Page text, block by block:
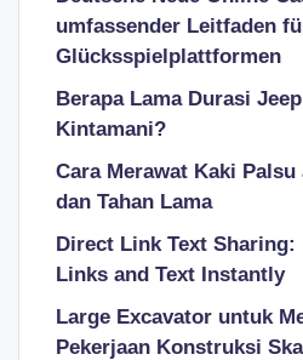
umfassender Leitfaden
Glücksspielplattformen
Berapa Lama Durasi
Kintamani?
Cara Merawat Kaki Palsu
dan Tahan Lama
Direct Link Text Sharing:
Links and Text Instantly
Large Excavator untuk
Pekerjaan Konstruksi